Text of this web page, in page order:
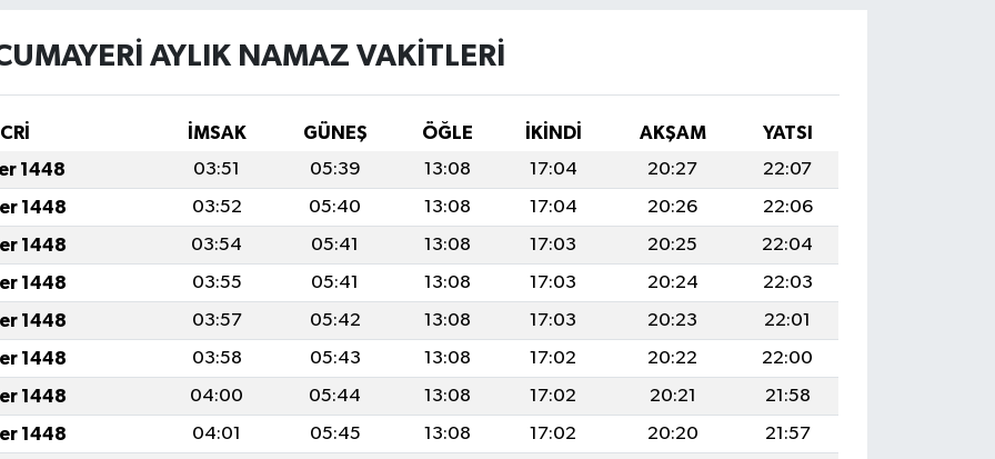
AYLIK NAMAZ VAKITLERI
İMSAK GÜNEŞ ÖĞLE İKINDI AKŞAM
YATSI
1448 03:51 05:39 13:08 17:04 20:27
22:07
1448 03:52 05:40 13:08 17:04 20:26
22:06
1448 03:54 05:41 13:08 17:03 20:25
22:04
1448 03:55 05:41 13:08 17:03 20:24
22:03
1448 03:57 05:42 13:08 17:03 20:23
22:01
1448 03:58 05:43 13:08 17:02 20:22
22:00
1448 04:00 05:44 13:08 17:02 20:21
21:58
1448 04:01 05:45 13:08 17:02 20:20
21:57